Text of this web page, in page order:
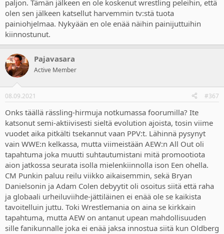
paljon. Tämän jälkeen en ole koskenut wrestling peleihin, että
olen sen jälkeen katsellut harvemmin tv:stä tuota
painiohjelmaa. Nykyään en ole enää näihin painijuttuihin
kiinnostunut.
Pajavasara
Active Member
08.09.2021 #367
Onks täällä rässling-hirmuja notkumassa foorumilla? Ite
katsonut semi-aktiivisesti sieltä evolution ajoista, tosin viime
vuodet aika pitkälti tsekannut vaan PPV:t. Lähinnä pysynyt
vain WWE:n kelkassa, mutta viimeistään AEW:n All Out oli
tapahtuma joka muutti suhtautumistani mitä promootiota
aion jatkossa seurata isolla mielenkiinnolla ison Een ohella.
CM Punkin paluu reilu viikko aikaisemmin, sekä Bryan
Danielsonin ja Adam Colen debyytit oli osoitus siitä että raha
ja globaali urheiluviihde-jättiläinen ei enää ole se kaikista
tavoitelluin juttu. Toki Wrestlemania on aina se kirkkain
tapahtuma, mutta AEW on antanut upean mahdollisuuden
sille fanikunnalle joka ei enää jaksa innostua siitä kun Oldberg